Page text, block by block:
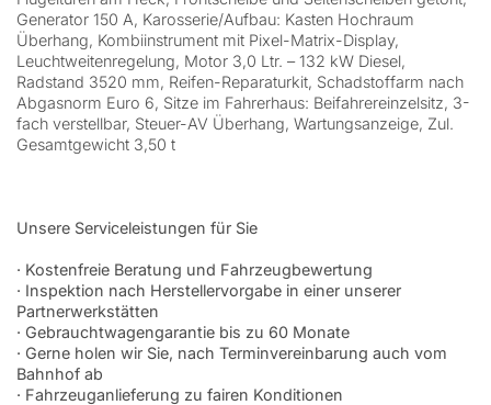
Generator 150 A, Karosserie/Aufbau: Kasten Hochraum
Überhang, Kombiinstrument mit Pixel-Matrix-Display,
Leuchtweitenregelung, Motor 3,0 Ltr. – 132 kW Diesel,
Radstand 3520 mm, Reifen-Reparaturkit, Schadstoffarm nach
Abgasnorm Euro 6, Sitze im Fahrerhaus: Beifahrereinzelsitz, 3-
fach verstellbar, Steuer-AV Überhang, Wartungsanzeige, Zul.
Gesamtgewicht 3,50 t
Unsere Serviceleistungen für Sie
· Kostenfreie Beratung und Fahrzeugbewertung
· Inspektion nach Herstellervorgabe in einer unserer
Partnerwerkstätten
· Gebrauchtwagengarantie bis zu 60 Monate
· Gerne holen wir Sie, nach Terminvereinbarung auch vom
Bahnhof ab
· Fahrzeuganlieferung zu fairen Konditionen